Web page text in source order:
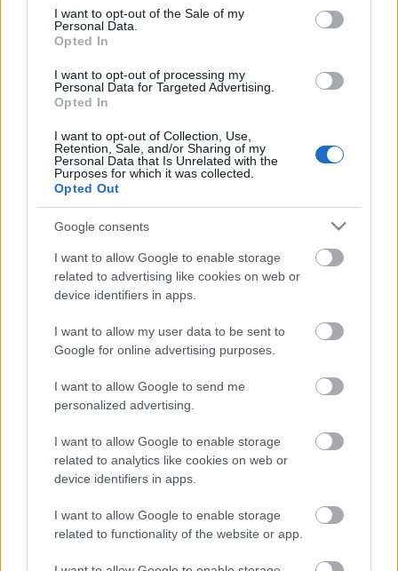
consent section.
I want to opt-out of the Sale of my
Personal Data.
Opted In
I want to opt-out of processing my
Personal Data for Targeted Advertising.
Opted In
I want to opt-out of Collection, Use,
Retention, Sale, and/or Sharing of my
Personal Data that Is Unrelated with the
Purposes for which it was collected.
Opted Out
Google consents
I want to allow Google to enable storage
related to advertising like cookies on web or
device identifiers in apps.
I want to allow my user data to be sent to
Google for online advertising purposes.
I want to allow Google to send me
personalized advertising.
I want to allow Google to enable storage
related to analytics like cookies on web or
device identifiers in apps.
I want to allow Google to enable storage
related to functionality of the website or app.
programokkal várják a gyerekeket.
A témavezetők a színház színészei. A
foglalkozásokon szó lesz a veszprémi Laczkó Dezső
Múzeum állandó helytörténeti kiállításához
kapcsolódó korokról. A nagyvázsonyi és sümegi
iskolák tanulói a vándorszínészettel, nyelvújítással,
reformkorral, az 1848/49-es forradalom
eseményeivel foglalkoznak majd, míg az
óvodásoknak lesz mese és zene is - ismertette a
programot Székely-Szügyi Zsuzsanna
projektmenedzser.
koreográfus zenei foglalkozásait
minden résztvevő intézményben megtartja. Mint
mondta, azt szeretné megmutatni a gyerekeknek,
valamint rávezetni őket a közösségi tánc örömére.
Forrás: MTI